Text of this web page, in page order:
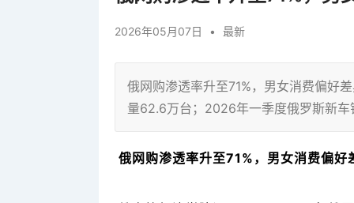
2026年05月07日 • 最新
俄网购渗透率升至71%，男女消费偏好
量62.6万台；2026年一季度俄罗斯新
俄网购渗透率升至71%，男女消费偏好